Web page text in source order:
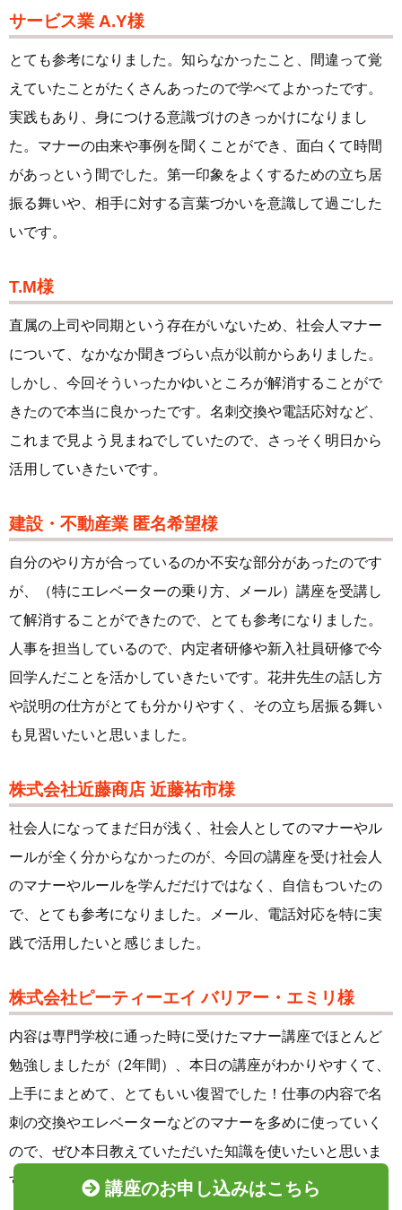
サービス業 A.Y様
とても参考になりました。知らなかったこと、間違って覚
えていたことがたくさんあったので学べてよかったです。
実践もあり、身につける意識づけのきっかけになりまし
た。マナーの由来や事例を聞くことができ、面白くて時間
があっという間でした。第一印象をよくするための立ち居
振る舞いや、相手に対する言葉づかいを意識して過ごした
いです。
T.M様
直属の上司や同期という存在がいないため、社会人マナー
について、なかなか聞きづらい点が以前からありました。
しかし、今回そういったかゆいところが解消することがで
きたので本当に良かったです。名刺交換や電話応対など、
これまで見よう見まねでしていたので、さっそく明日から
活用していきたいです。
建設・不動産業 匿名希望様
自分のやり方が合っているのか不安な部分があったのです
が、（特にエレベーターの乗り方、メール）講座を受講し
て解消することができたので、とても参考になりました。
人事を担当しているので、内定者研修や新入社員研修で今
回学んだことを活かしていきたいです。花井先生の話し方
や説明の仕方がとても分かりやすく、その立ち居振る舞い
も見習いたいと思いました。
株式会社近藤商店 近藤祐市様
社会人になってまだ日が浅く、社会人としてのマナーやル
ールが全く分からなかったのが、今回の講座を受け社会人
のマナーやルールを学んだだけではなく、自信もついたの
で、とても参考になりました。メール、電話対応を特に実
践で活用したいと感じました。
株式会社ピーティーエイ バリアー・エミリ様
内容は専門学校に通った時に受けたマナー講座でほとんど
勉強しましたが（2年間）、本日の講座がわかりやすくて、
上手にまとめて、とてもいい復習でした！仕事の内容で名
刺の交換やエレベーターなどのマナーを多めに使っていく
ので、ぜひ本日教えていただいた知識を使いたいと思いま
す！
講座のお申し込みはこちら